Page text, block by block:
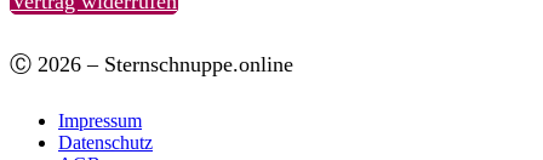
Ⓒ 2026 – Sternschnuppe.online
Impressum
Datenschutz